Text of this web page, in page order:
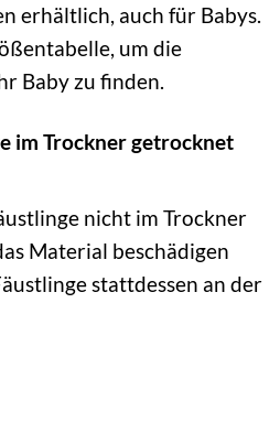
erhältlich, auch für Babys.
um die
Baby zu finden.
im Trockner getrocknet
nicht im Trockner
Material beschädigen
stattdessen an der